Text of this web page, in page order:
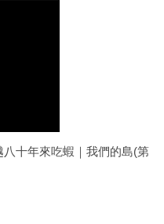
八十年來吃蝦｜我們的島(第